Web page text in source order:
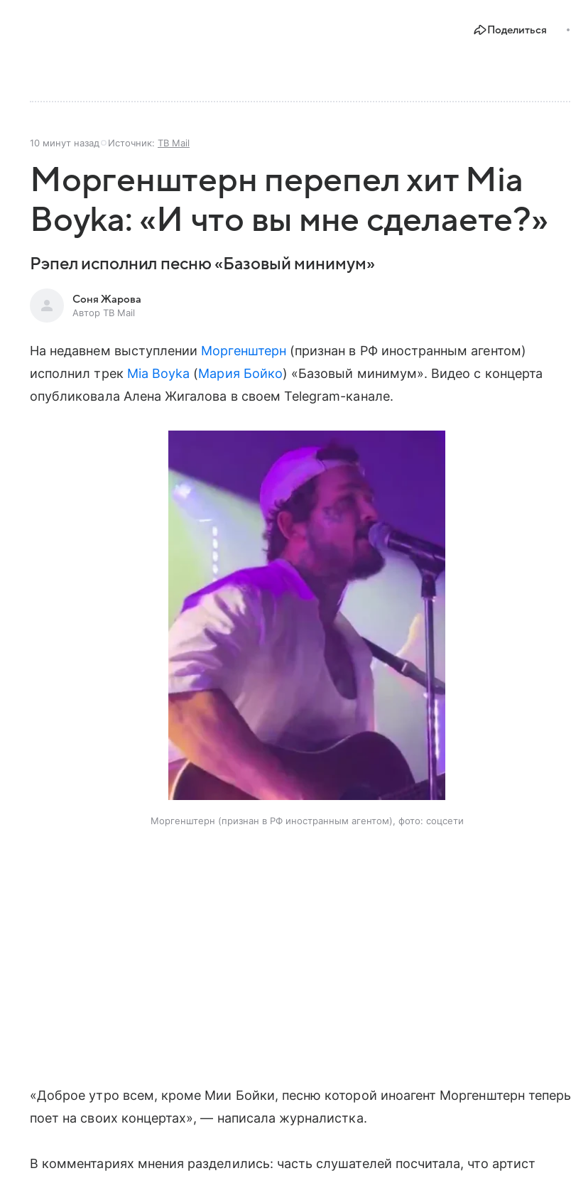
Поделиться
10 минут назад Источник: ТВ Mail
Моргенштерн перепел хит Mia
Boyka: «И что вы мне сделаете?»
Рэпел исполнил песню «Базовый минимум»
Соня Жарова
Автор ТВ Mail
На недавнем выступлении Моргенштерн (признан в РФ иностранным агентом)
исполнил трек Mia Boyka (Мария Бойко) «Базовый минимум». Видео с концерта
опубликовала Алена Жигалова в своем Telegram-канале.
Моргенштерн (признан в РФ иностранным агентом), фото: соцсети
«Доброе утро всем, кроме Мии Бойки, песню которой иноагент Моргенштерн теперь
поет на своих концертах», — написала журналистка.
В комментариях мнения разделились: часть слушателей посчитала, что артист